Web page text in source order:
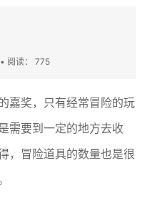
• 阅读： 775
嘉奖，只有经常冒险的玩
需要到一定的地方去收
，冒险道具的数量也是很